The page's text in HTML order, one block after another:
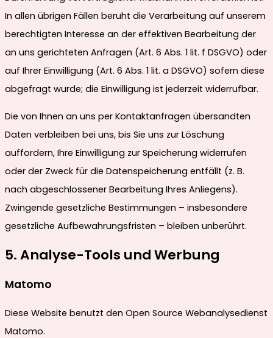
In allen übrigen Fällen beruht die Verarbeitung auf unserem
berechtigten Interesse an der effektiven Bearbeitung der
an uns gerichteten Anfragen (Art. 6 Abs. 1 lit. f DSGVO) oder
auf Ihrer Einwilligung (Art. 6 Abs. 1 lit. a DSGVO) sofern diese
abgefragt wurde; die Einwilligung ist jederzeit widerrufbar.
Die von Ihnen an uns per Kontaktanfragen übersandten
Daten verbleiben bei uns, bis Sie uns zur Löschung
auffordern, Ihre Einwilligung zur Speicherung widerrufen
oder der Zweck für die Datenspeicherung entfällt (z. B.
nach abgeschlossener Bearbeitung Ihres Anliegens).
Zwingende gesetzliche Bestimmungen – insbesondere
gesetzliche Aufbewahrungsfristen – bleiben unberührt.
5. Analyse-Tools und Werbung
Matomo
Diese Website benutzt den Open Source Webanalysedienst
Matomo.